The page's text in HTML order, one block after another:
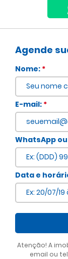
Agende
Nome: *
E-mail: *
WhatsApp
Data e
Atenção! A
email ou